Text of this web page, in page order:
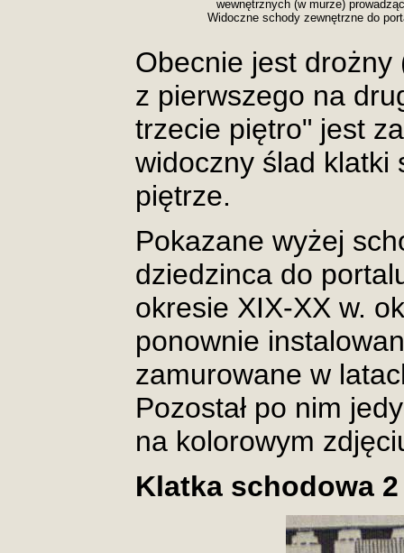
wewnętrznych (w murze)
Widoczne schody zewnętrzne do
Obecnie jest
z pierwszego na
trzecie piętro" jest
widoczny ślad klatki
piętrze.
Pokazane wyżej
dziedzinca do
okresie XIX-XX w.
ponownie
zamurowane w
Pozostał po nim
na kolorowym
Klatka schodowa 2